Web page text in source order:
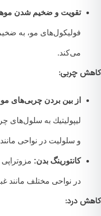
تقویت و ضخیم شدن موها:
فولیکول‌های مو، به
می‌کند.
چربی:
از بین بردن چربی‌های
لیپولیتیك به سلول‌های
و سلولیت در نواحی مانند
کانتورینگ بدن:مزوتراپی
در نواحی مختلف مانند
درد: